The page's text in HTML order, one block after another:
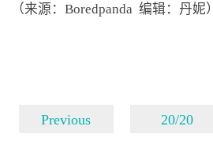
（来源：Boredpanda 编辑：丹妮）
Previous 20/20